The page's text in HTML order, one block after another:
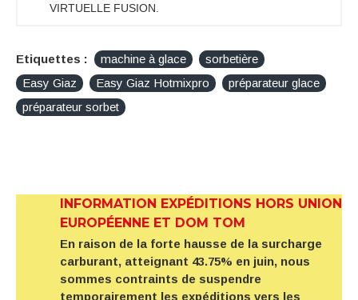
VIRTUELLE FUSION.
Etiquettes : machine à glace
sorbetière
Easy Giaz
Easy Giaz Hotmixpro
préparateur glace
préparateur sorbet
INFORMATION EXPÉDITIONS HORS UNION
EUROPÉENNE ET DOM TOM
En raison de la forte hausse de la surcharge
carburant, atteignant 43.75% en juin, nous
sommes contraints de suspendre
temporairement les expéditions vers les